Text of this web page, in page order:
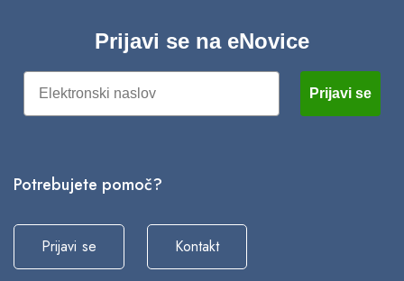
Prijavi se na eNovice
Email
Prijavi se
Potrebujete pomoč?
Prijavi se Kontakt